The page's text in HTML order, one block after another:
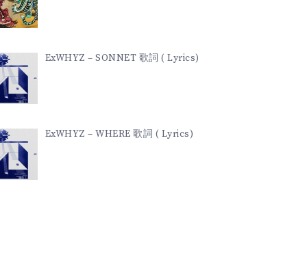
ExWHYZ – SONNET 歌詞 ( Lyrics)
ExWHYZ – WHERE 歌詞 ( Lyrics)